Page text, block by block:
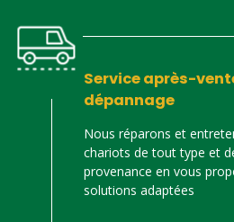
Service après-
dépannage
Nous réparons et
chariots de tout type et
provenance en vous
solutions adaptées